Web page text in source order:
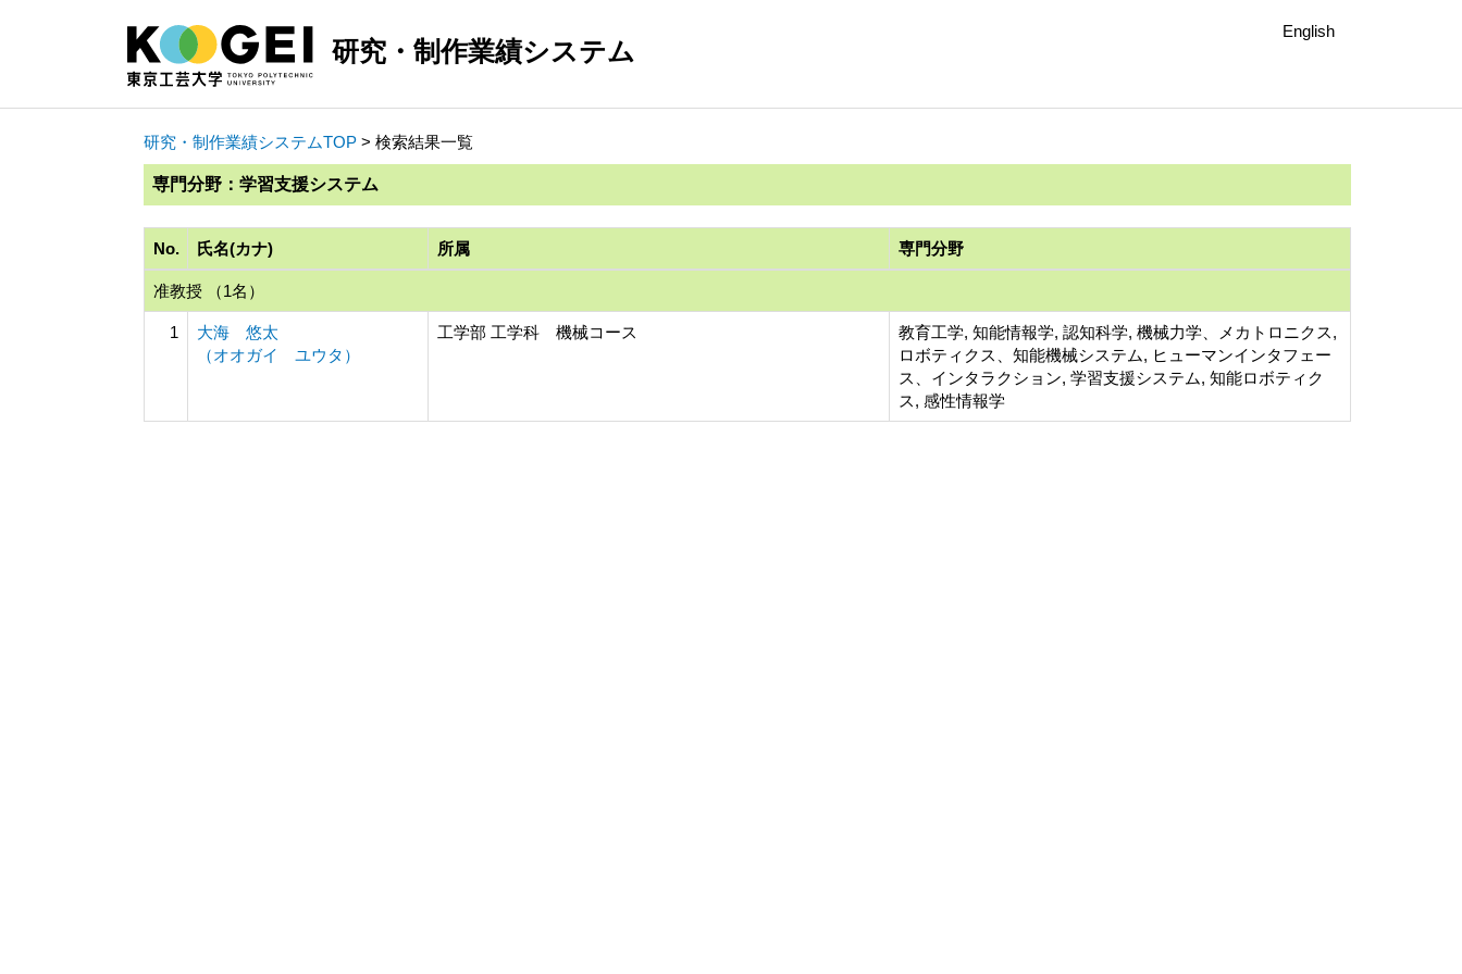
研究・制作業績システム
English
研究・制作業績システムTOP > 検索結果一覧
専門分野：学習支援システム
No. 氏名(カナ) 所属 専門分野
准教授 （1名）
1
大海 悠太
（オオガイ ユウタ）
工学部 工学科 機械コース
教育工学, 知能情報学, 認知科学, 機械力学、メカトロニクス,
ロボティクス、知能機械システム, ヒューマンインタフェー
ス、インタラクション, 学習支援システム, 知能ロボティク
ス, 感性情報学